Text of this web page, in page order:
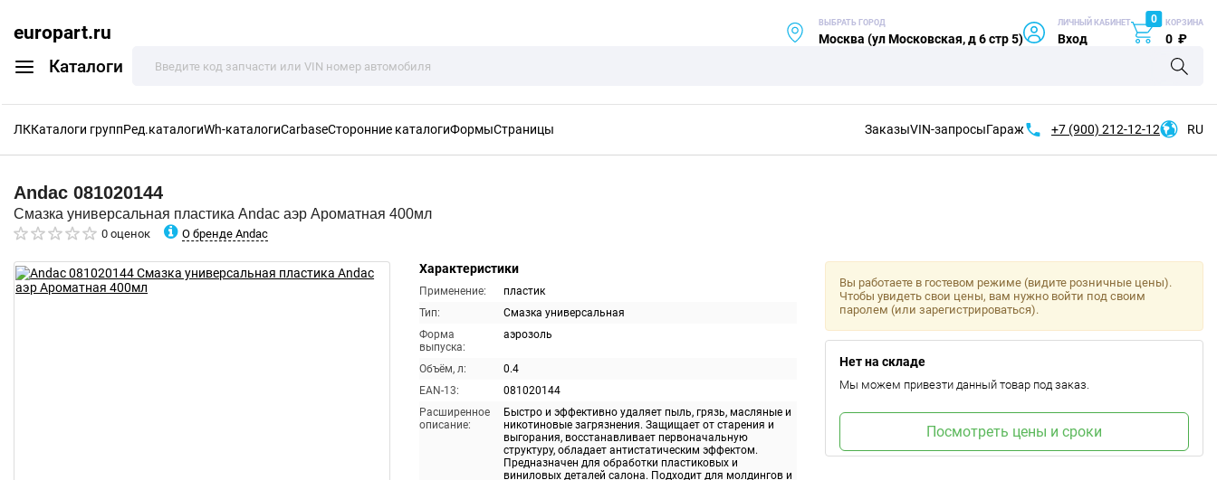
europart.ru
Каталоги
ВЫБРАТЬ ГОРОД
Москва (ул Московская, д 6 стр 5)
ЛИЧНЫЙ КАБИНЕТ
Вход
0 КОРЗИНА
0 ₽
ЛККаталоги группРед.каталогиWh-каталогиCarbaseСторонние каталогиФормыСтраницы ЗаказыVIN-запросыГараж +7 (900) 212-12-12 RU
Andac 081020144
Смазка универсальная пластика Andac аэр Ароматная 400мл
0 оценок О бренде Andac
Характеристики
Применение:
пластик
Тип:
Смазка универсальная
Форма
выпуска:
аэрозоль
Объём, л:
0.4
EAN-13:
081020144
Расширенное
описание:
Быстро и эффективно удаляет пыль, грязь, масляные и
никотиновые загрязнения. Защищает от старения и
выгорания, восстанавливает первоначальную
структуру, обладает антистатическим эффектом.
Предназначен для обработки пластиковых и
виниловых деталей салона. Подходит для молдингов и
Вы работаете в гостевом режиме (видите розничные цены).
Чтобы увидеть свои цены, вам нужно войти под своим
паролем (или зарегистрироваться).
Нет на складе
Мы можем привезти данный товар под заказ.
Посмотреть цены и сроки